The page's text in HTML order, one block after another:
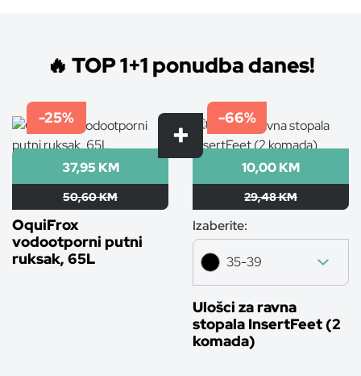
🔥 TOP 1+1 ponudba danes!
-25%
37,95 KM
50,60 KM
OquiFrox
vodootporni putni
ruksak, 65L
-66%
10,00 KM
29,48 KM
Izaberite:
35-39
Ulošci za ravna
stopala InsertFeet (2
komada)